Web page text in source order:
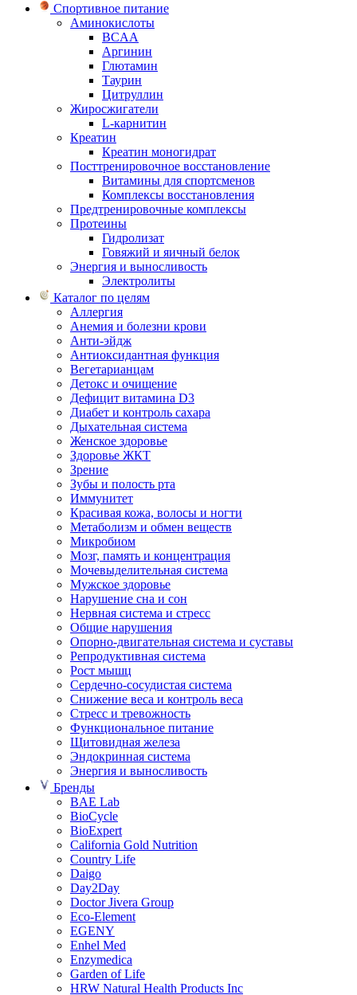
Спортивное питание
Аминокислоты
BCAA
Аргинин
Глютамин
Таурин
Цитруллин
Жиросжигатели
L-карнитин
Креатин
Креатин моногидрат
Посттренировочное восстановление
Витамины для спортсменов
Комплексы восстановления
Предтренировочные комплексы
Протеины
Гидролизат
Говяжий и яичный белок
Энергия и выносливость
Электролиты
Каталог по целям
Аллергия
Анемия и болезни крови
Анти-эйдж
Антиоксидантная функция
Вегетарианцам
Детокс и очищение
Дефицит витамина D3
Диабет и контроль сахара
Дыхательная система
Женское здоровье
Здоровье ЖКТ
Зрение
Зубы и полость рта
Иммунитет
Красивая кожа, волосы и ногти
Метаболизм и обмен веществ
Микробиом
Мозг, память и концентрация
Мочевыделительная система
Мужское здоровье
Нарушение сна и сон
Нервная система и стресс
Общие нарушения
Опорно-двигательная система и суставы
Репродуктивная система
Рост мышц
Сердечно-сосудистая система
Снижение веса и контроль веса
Стресс и тревожность
Функциональное питание
Щитовидная железа
Эндокринная система
Энергия и выносливость
Бренды
BAE Lab
BioCycle
BioExpert
California Gold Nutrition
Country Life
Daigo
Day2Day
Doctor Jivera Group
Eco-Element
EGENY
Enhel Med
Enzymedica
Garden of Life
HRW Natural Health Products Inc